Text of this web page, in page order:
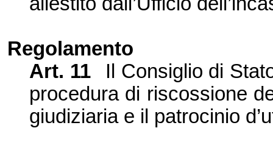
Regolamento
Art. 11
Il Consiglio di
procedura di riscossione
giudiziaria e il patrocinio